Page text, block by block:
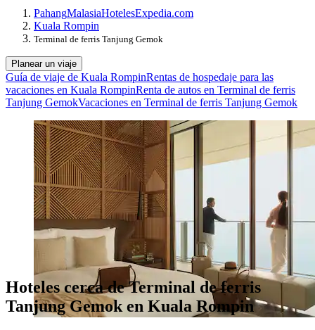
PahangMalasiaHotelesExpedia.com
Kuala Rompin
Terminal de ferris Tanjung Gemok
Planear un viaje
Guía de viaje de Kuala RompinRentas de hospedaje para las
vacaciones en Kuala RompinRenta de autos en Terminal de ferris
Tanjung GemokVacaciones en Terminal de ferris Tanjung Gemok
Hoteles cerca de Terminal de ferris
Tanjung Gemok en Kuala Rompin